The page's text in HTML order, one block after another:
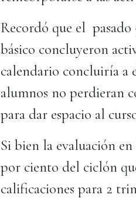
Recordó que el pasado
básico concluyeron
calendario concluiría a
alumnos no perdieran
para dar espacio al
Si bien la evaluación
por ciento del ciclón
calificaciones para 2